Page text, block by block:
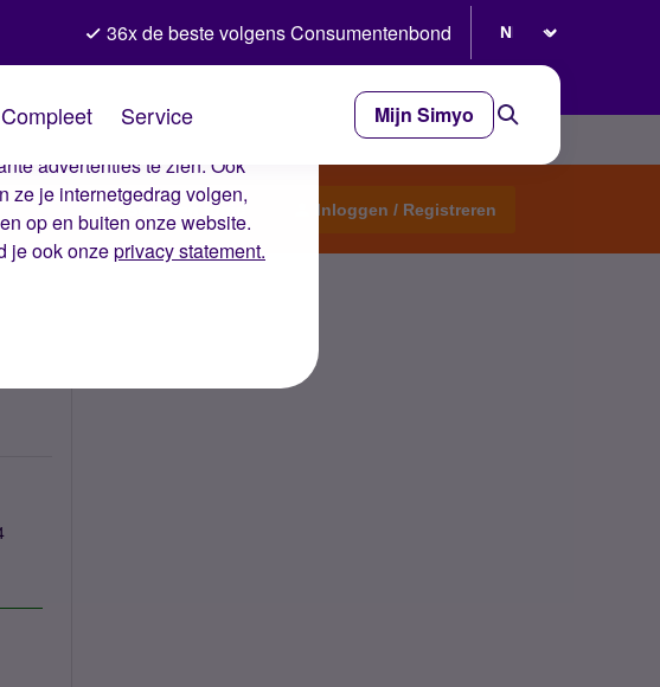
ervoor dat je ervaring op de
advertenties te zien. Ook
ze je internetgedrag volgen,
op en buiten onze website.
je ook onzeprivacy statement.
36x de beste volgens Consumentenbond
Service Mijn Simyo
Start een topic Inloggen / Registreren